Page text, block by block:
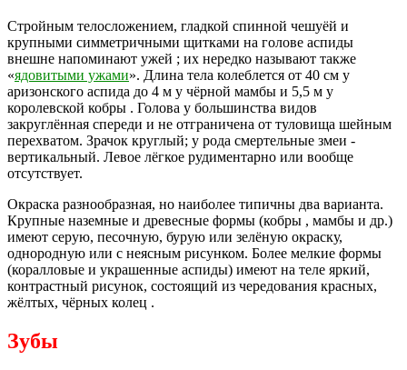
Стройным телосложением, гладкой спинной чешуёй и
крупными симметричными щитками на голове аспиды
внешне напоминают ужей ; их нередко называют также
«ядовитыми ужами». Длина тела колеблется от 40 см у
аризонского аспида до 4 м у чёрной мамбы и 5,5 м у
королевской кобры . Голова у большинства видов
закруглённая спереди и не отграничена от туловища шейным
перехватом. Зрачок круглый; у рода смертельные змеи -
вертикальный. Левое лёгкое рудиментарно или вообще
отсутствует.
Окраска разнообразная, но наиболее типичны два варианта.
Крупные наземные и древесные формы (кобры , мамбы и др.)
имеют серую, песочную, бурую или зелёную окраску,
однородную или с неясным рисунком. Более мелкие формы
(коралловые и украшенные аспиды) имеют на теле яркий,
контрастный рисунок, состоящий из чередования красных,
жёлтых, чёрных колец .
Зубы